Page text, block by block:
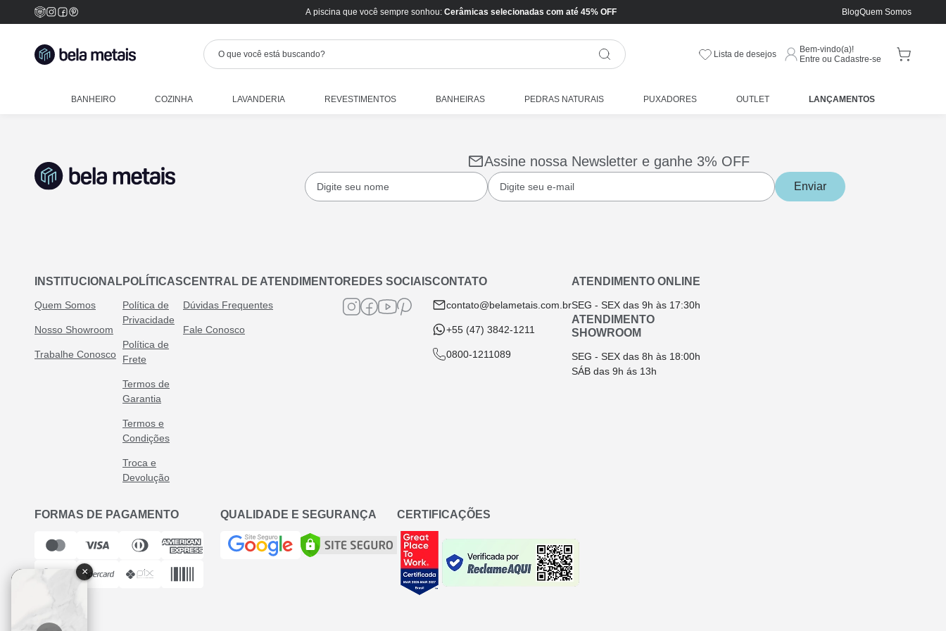
A piscina que você sempre sonhou: Cerâmicas selecionadas com até 45% OFF BlogQuem Somos
Lista de desejos
Bem-vindo(a)!
Entre ou Cadastre-se
BANHEIRO COZINHA LAVANDERIA REVESTIMENTOS BANHEIRAS PEDRAS NATURAIS PUXADORES OUTLET LANÇAMENTOS
Assine nossa Newsletter e ganhe 3% OFF
Enviar
INSTITUCIONAL
Quem Somos
Nosso Showroom
Trabalhe Conosco
POLÍTICAS
Política de
Privacidade
Política de
Frete
Termos de
Garantia
Termos e
Condições
Troca e
Devolução
CENTRAL DE ATENDIMENTO
Dúvidas Frequentes
Fale Conosco
REDES SOCIAISCONTATO
contato@belametais.com.br
+55 (47) 3842-1211
0800-1211089
ATENDIMENTO ONLINE
SEG - SEX das 9h às 17:30h
ATENDIMENTO
SHOWROOM
SEG - SEX das 8h às 18:00h
SÁB das 9h ás 13h
FORMAS DE PAGAMENTO QUALIDADE E SEGURANÇA CERTIFICAÇÕES
×